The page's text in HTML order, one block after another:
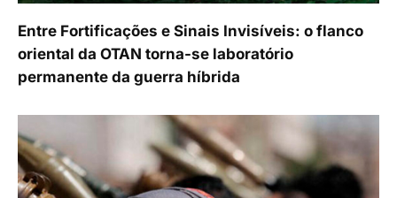
Entre Fortificações e Sinais Invisíveis: o flanco
oriental da OTAN torna-se laboratório
permanente da guerra híbrida